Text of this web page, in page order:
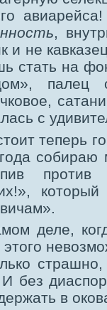
,
и не
стать на
с
теперь
собираю
против
деле,
этого
И без
в